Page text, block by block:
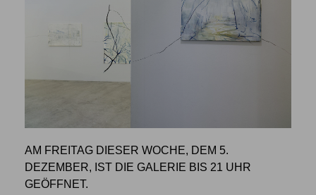
AM FREITAG DIESER WOCHE, DEM 5.
DEZEMBER, IST DIE GALERIE BIS 21 UHR
GEÖFFNET.